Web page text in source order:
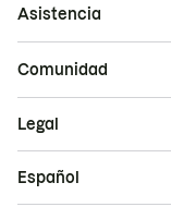
Asistencia
Comunidad
Legal
Español